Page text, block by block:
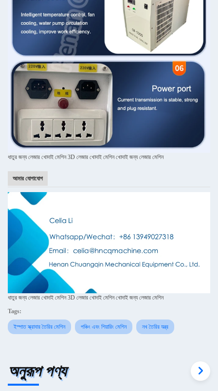
ধাতুর জন্য লেজার খোদাই মেশিন 3D লেজার খোদাই মেশিন খোদাই জন্য লেজার মেশিন
আমার যোগাযোগ
ধাতুর জন্য লেজার খোদাই মেশিন 3D লেজার খোদাই মেশিন খোদাই জন্য লেজার মেশিন
Tags:
ইস্পাত স্ক্রাবার তৈরির মেশিন পঞ্চিং এবং শিয়ারিং মেশিন নখ তৈরির যন্ত্র
অনুরূপ পণ্য